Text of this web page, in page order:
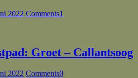
2022 Comments1
Groet – Callantsoog
2022 Comments0